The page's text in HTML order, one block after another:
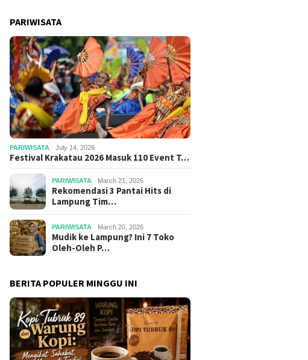
PARIWISATA
PARIWISATA July 14, 2026
Festival Krakatau 2026 Masuk 110 Event T…
PARIWISATA March 21, 2026
Rekomendasi 3 Pantai Hits di
Lampung Tim…
PARIWISATA March 20, 2026
Mudik ke Lampung? Ini 7 Toko
Oleh-Oleh P…
BERITA POPULER MINGGU INI